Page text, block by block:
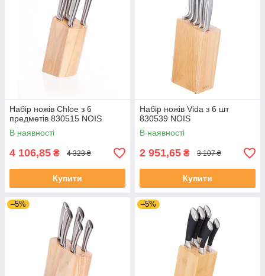
Набір ножів Chloe з 6
предметів 830515 NOIS
В наявності
4 106,85 ₴ 4 323 ₴
Купити
Набір ножів Vida з 6 шт
830539 NOIS
В наявності
2 951,65 ₴ 3 107 ₴
Купити
–5% –5%